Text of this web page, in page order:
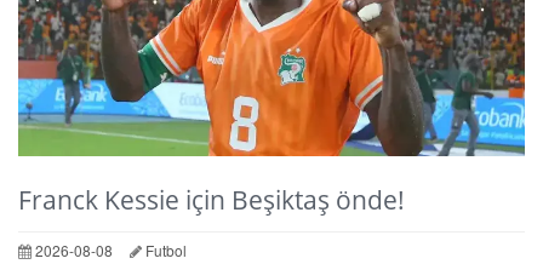
Franck Kessie için Beşiktaş önde!
2026-08-08 Futbol